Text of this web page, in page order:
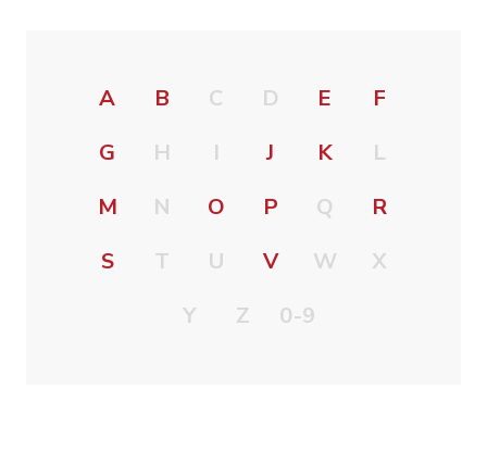
A B C D E
F
G
H I J K
L
M
N O P Q
R
S
T U V W
X
Y
Z 0-9